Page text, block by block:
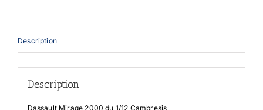
Description
Description
Dassault Mirage 2000 du 1/12 Cambresis